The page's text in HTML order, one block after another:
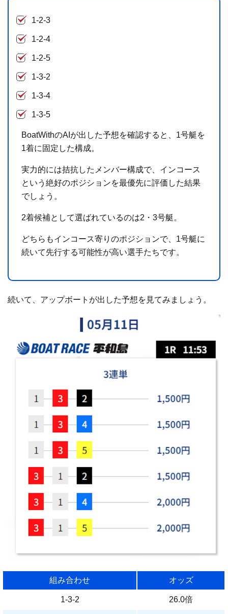
1-2-3
1-2-4
1-2-5
1-3-2
1-3-4
1-3-5
BoatWithのAIが出した予想を確認すると、1号艇を
1着に固定した構成。
実力的には拮抗したメンバー構成で、インコース
という絶好のポジションを最優先に評価した結果
でしょう。
2着候補として選ばれているのは2・3号艇。
どちらもインコース寄りのポジションで、1号艇に
続いて先行する可能性が高い選手たちです。
続いて、アップボートが出した予想を見てみましょう。
組み合わせ オッズ
1-3-2 26.0倍